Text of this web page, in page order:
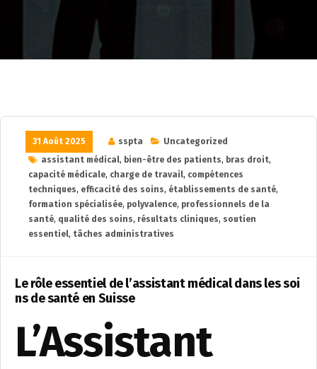
31 Août 2025 sspta
Uncategorized
assistant médical, bien-être des patients, bras droit,
capacité médicale, charge de travail, compétences
techniques, efficacité des soins, établissements de santé,
formation spécialisée, polyvalence, professionnels de la
santé, qualité des soins, résultats cliniques, soutien
essentiel, tâches administratives
Le rôle essentiel de l’assistant médical dans les soi
ns de santé en Suisse
L’Assistant